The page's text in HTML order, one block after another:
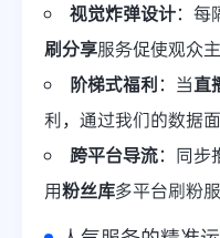
视觉炸弹设计：每
刷分享服务促使观众
阶梯式福利：当直
利，通过我们的数据
跨平台导流：同
用粉丝库多平台刷粉